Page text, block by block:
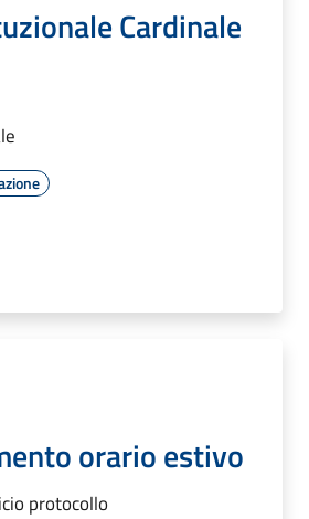
Cardinale
orario estivo
protocollo